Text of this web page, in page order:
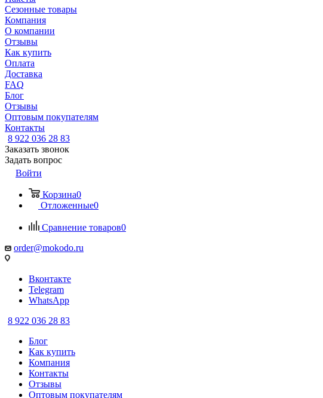
Сезонные товары
Компания
О компании
Отзывы
Как купить
Оплата
Доставка
FAQ
Блог
Отзывы
Оптовым покупателям
Контакты
8 922 036 28 83
Заказать звонок
Задать вопрос
Войти
Корзина0
Отложенные0
Сравнение товаров0
order@mokodo.ru
Вконтакте
Telegram
WhatsApp
8 922 036 28 83
Блог
Как купить
Компания
Контакты
Отзывы
Оптовым покупателям